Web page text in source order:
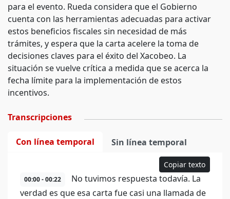
para el evento. Rueda considera que el Gobierno
cuenta con las herramientas adecuadas para activar
estos beneficios fiscales sin necesidad de más
trámites, y espera que la carta acelere la toma de
decisiones claves para el éxito del Xacobeo. La
situación se vuelve crítica a medida que se acerca la
fecha límite para la implementación de estos
incentivos.
Transcripciones
Con línea temporal Sin línea temporal
Copiar texto
00:00 - 00:22
No tuvimos respuesta todavía. La
verdad es que esa carta fue casi una llamada de